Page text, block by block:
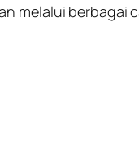
melalui